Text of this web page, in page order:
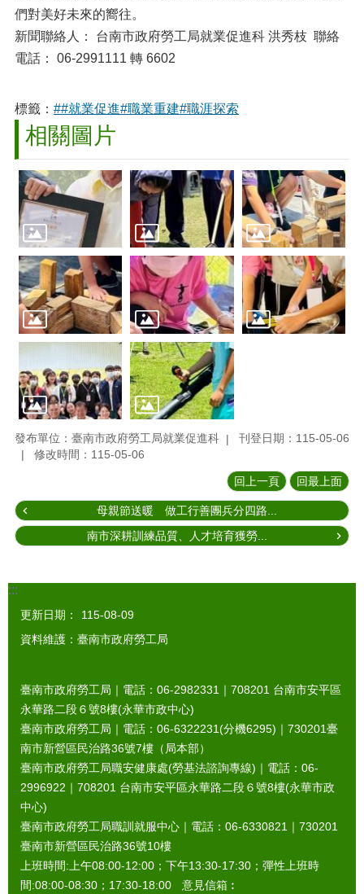
們對美好未來的嚮往。
新聞聯絡人： 台南市政府勞工局就業促進科 洪秀枝 聯絡
電話： 06-2991111 轉 6602
標籤： ##就業促進#職業重建#職涯探索
相關圖片
發布單位：臺南市政府勞工局就業促進科
刊登日期：115-05-06
修改時間：115-05-06
回上一頁 回最上面
母親節送暖 做工行善團兵分四路...
南市深耕訓練品質、人才培育獲勞...
:::
更新日期：
115-08-09
資料維護：臺南市政府勞工局
臺南市政府勞工局｜電話：06-2982331｜ 708201 台南市安平區
永華路二段６號8樓(永華市政中心)
臺南市政府勞工局｜電話：06-6322231(分機6295)｜ 730201臺
南市新營區民治路36號7樓（局本部）
臺南市政府勞工局職安健康處(勞基法諮詢專線)｜電話：06-
2996922｜ 708201 台南市安平區永華路二段６號8樓(永華市政
中心)
臺南市政府勞工局職訓就服中心｜電話：06-6330821｜ 730201
臺南市新營區民治路36號10樓
上班時間:上午08:00-12:00；下午13:30-17:30；彈性上班時
間:08:00-08:30；17:30-18:00 意見信箱︰